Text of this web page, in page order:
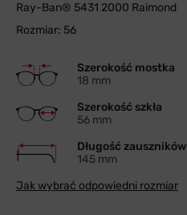
Ray-Ban® 5431 2000 Raimond
Rozmiar: 56
Szerokość mostka
18 mm
Szerokość szkła
56 mm
Długość zauszników
145 mm
Jak wybrać odpowiedni rozmiar